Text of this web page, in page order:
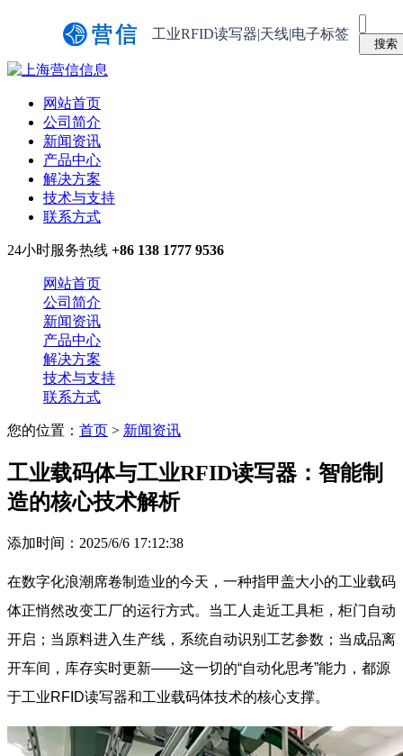
工业RFID读写器|天线|电子标签
网站首页
公司简介
新闻资讯
产品中心
解决方案
技术与支持
联系方式
24小时服务热线 +86 138 1777 9536
网站首页
公司简介
新闻资讯
产品中心
解决方案
技术与支持
联系方式
您的位置： 首页 > 新闻资讯
工业载码体与工业RFID读写器：智能制
造的核心技术解析
添加时间：2025/6/6 17:12:38
在数字化浪潮席卷制造业的今天，一种指甲盖大小的工业载码
体正悄然改变工厂的运行方式。当工人走近工具柜，柜门自动
开启；当原料进入生产线，系统自动识别工艺参数；当成品离
开车间，库存实时更新——这一切的“自动化思考”能力，都源
于工业RFID读写器和工业载码体技术的核心支撑。